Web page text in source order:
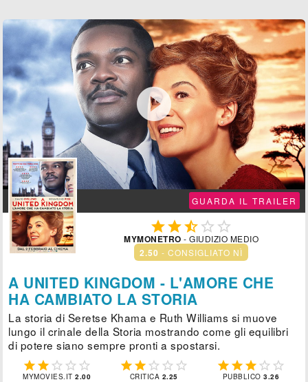

GUARDA IL TRAILER
  
MYMONETRO - GIUDIZIO MEDIO
2.50 - CONSIGLIATO NÌ
A UNITED KINGDOM - L'AMORE CHE
HA CAMBIATO LA STORIA
La storia di Seretse Khama e Ruth Williams si muove
lungo il crinale della Storia mostrando come gli equilibri
di potere siano sempre pronti a spostarsi.
    
MYMOVIES.IT2.00
    
CRITICA 2.25
    
PUBBLICO3.26